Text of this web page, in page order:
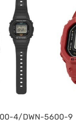
4/DWN-5600-9